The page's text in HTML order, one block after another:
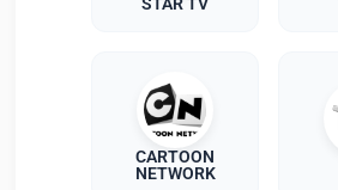
CARTOON
NETWORK